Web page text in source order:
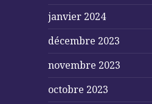
janvier 2024
décembre 2023
novembre 2023
octobre 2023